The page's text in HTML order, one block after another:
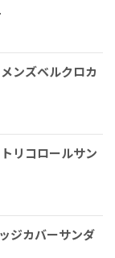
ンズベルクロカ
リコロールサン
ジカバーサンダ